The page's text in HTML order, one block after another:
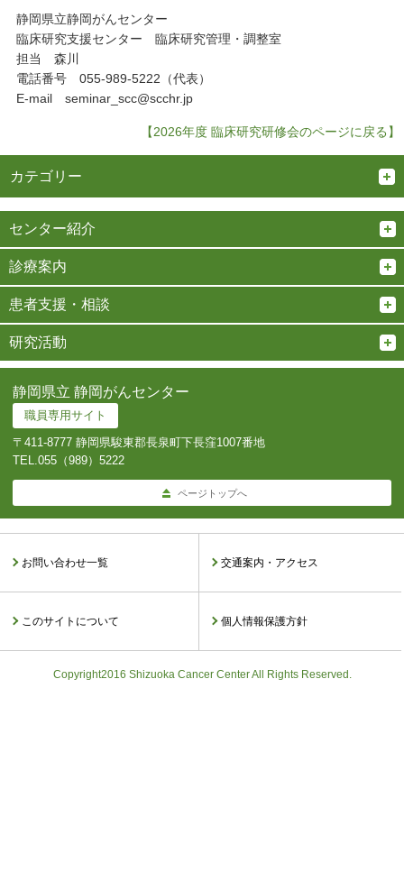
静岡県立静岡がんセンター
臨床研究支援センター 臨床研究管理・調整室
担当 森川
電話番号 055-989-5222（代表）
E-mail seminar_scc@scchr.jp
【2026年度 臨床研究研修会のページに戻る】
カテゴリー
センター紹介
診療案内
患者支援・相談
研究活動
静岡県立 静岡がんセンター
職員専用サイト
〒411-8777 静岡県駿東郡長泉町下長窪1007番地
TEL.055（989）5222
ページトップへ
お問い合わせ一覧 交通案内・アクセス
このサイトについて 個人情報保護方針
Copyright2016 Shizuoka Cancer Center All Rights Reserved.